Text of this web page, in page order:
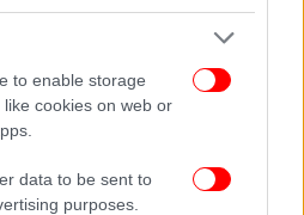
to enable storage
cookies on web or
data to be sent to
purposes.